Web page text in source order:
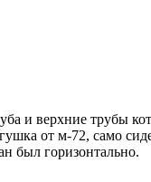
и верхние трубы
от м-72, само
был горизонтально.